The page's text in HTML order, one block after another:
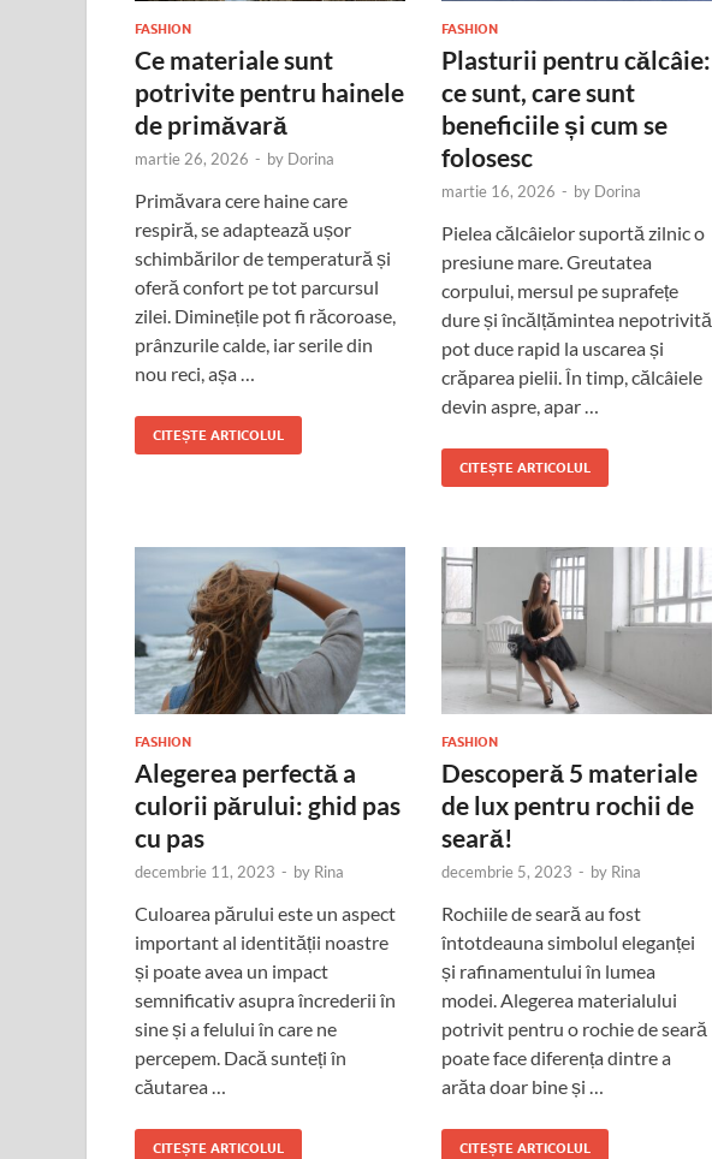
FASHION
Ce materiale sunt
potrivite pentru hainele
de primăvară
martie 26, 2026 - by Dorina
Primăvara cere haine care
respiră, se adaptează ușor
schimbărilor de temperatură și
oferă confort pe tot parcursul
zilei. Diminețile pot fi răcoroase,
prânzurile calde, iar serile din
nou reci, așa …
CITEȘTE ARTICOLUL
FASHION
Plasturii pentru călcâie:
ce sunt, care sunt
beneficiile și cum se
folosesc
martie 16, 2026 - by Dorina
Pielea călcâielor suportă zilnic o
presiune mare. Greutatea
corpului, mersul pe suprafețe
dure și încălțămintea nepotrivită
pot duce rapid la uscarea și
crăparea pielii. În timp, călcâiele
devin aspre, apar …
CITEȘTE ARTICOLUL
FASHION
Alegerea perfectă a
culorii părului: ghid pas
cu pas
decembrie 11, 2023 - by Rina
Culoarea părului este un aspect
important al identității noastre
și poate avea un impact
semnificativ asupra încrederii în
sine și a felului în care ne
percepem. Dacă sunteți în
căutarea …
CITEȘTE ARTICOLUL
FASHION
Descoperă 5 materiale
de lux pentru rochii de
seară!
decembrie 5, 2023 - by Rina
Rochiile de seară au fost
întotdeauna simbolul eleganței
și rafinamentului în lumea
modei. Alegerea materialului
potrivit pentru o rochie de seară
poate face diferența dintre a
arăta doar bine și …
CITEȘTE ARTICOLUL